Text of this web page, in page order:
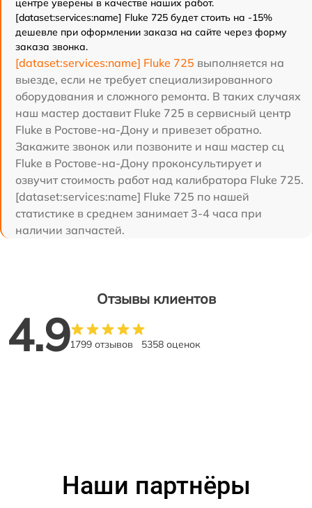
центре уверены в качестве наших работ.
[dataset:services:name] Fluke 725 будет стоить на -15%
дешевле при оформлении заказа на сайте через форму
заказа звонка.
[dataset:services:name] Fluke 725 выполняется на
выезде, если не требует специализированного
оборудования и сложного ремонта. В таких случаях
наш мастер доставит Fluke 725 в сервисный центр
Fluke в Ростове-на-Дону и привезет обратно.
Закажите звонок или позвоните и наш мастер сц
Fluke в Ростове-на-Дону проконсультирует и
озвучит стоимость работ над калибратора Fluke 725.
[dataset:services:name] Fluke 725 по нашей
статистике в среднем занимает 3-4 часа при
наличии запчастей.
Отзывы клиентов
4.91799 отзывов 5358 оценок
Наши партнёры